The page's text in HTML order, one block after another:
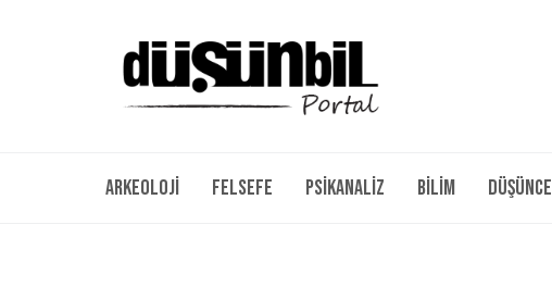
Arkeoloji Felsefe Psikanaliz Bilim Düşünce